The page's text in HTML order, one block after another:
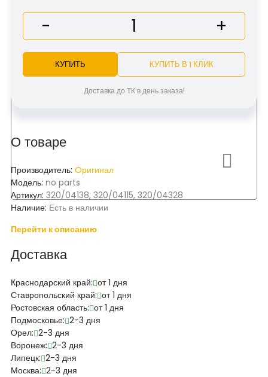
О товаре
Производитель: Oригинал
Модель: no parts
Артикул: 320/04138, 320/04115, 320/04328
Наличие: Есть в наличии
Перейти к описанию
Доставка
Краснодарский край: от 1 дня
Ставропольский край: от 1 дня
Ростовская область: от 1 дня
Подмосковье: 2-3 дня
Орел: 2-3 дня
Воронеж: 2-3 дня
Липецк: 2-3 дня
Москва: 2-3 дня
- +
КУПИТЬ КУПИТЬ В 1 КЛИК
Доставка до ТК в день заказа!